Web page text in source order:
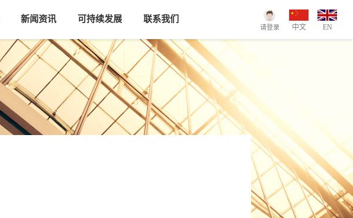
新闻资讯 可持续发展 联系我们
请登录
中文 EN